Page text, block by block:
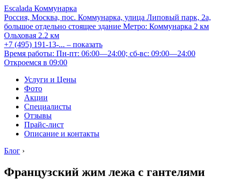
Escalada Коммунарка
Россия, Москва, пос. Коммунарка, улица Липовый парк, 2а,
большое отдельно стоящее здание Метро: Коммунарка 2 км
Ольховая 2.2 км
+7 (495) 191-13-... – показать
Время работы: Пн-пт: 06:00—24:00; сб-вс: 09:00—24:00
Откроемся в 09:00
Услуги и Цены
Фото
Акции
Специалисты
Отзывы
Прайс-лист
Описание и контакты
Блог ›
Французский жим лежа с гантелями